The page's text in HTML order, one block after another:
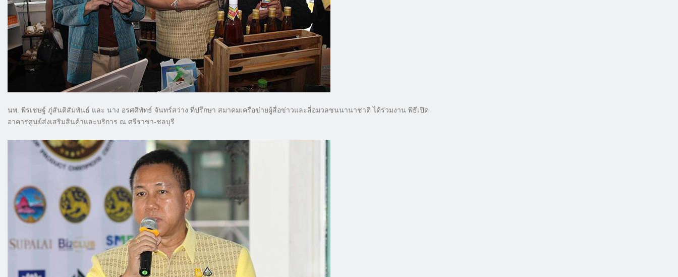
นพ. พีรเชษฐ์ ภู่สันติสัมพันธ์ และ นาง อรศศิพัทธ์ จันทร์สว่าง ที่ปรึกษา สมาคมเครือข่ายผู้สื่อข่าวและสื่อมวลชนนานาชาติ ได้ร่วมงาน พิธีเปิด
อาคารศูนย์ส่งเสริมสินค้าและบริการ ณ ศรีราชา-ชลบุรี